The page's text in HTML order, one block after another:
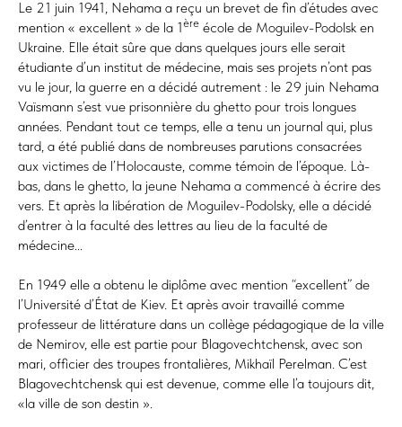
Le 21 juin 1941, Nehama a reçu un brevet de fin d’études avec
mention « excellent » de la 1ère école de Moguilev-Podolsk en
Ukraine. Elle était sûre que dans quelques jours elle serait
étudiante d’un institut de médecine, mais ses projets n’ont pas
vu le jour, la guerre en a décidé autrement : le 29 juin Nehama
Vaїsmann s’est vue prisonnière du ghetto pour trois longues
années. Pendant tout ce temps, elle a tenu un journal qui, plus
tard, a été publié dans de nombreuses parutions consacrées
aux victimes de l’Holocauste, comme témoin de l’époque. Là-
bas, dans le ghetto, la jeune Nehama a commencé à écrire des
vers. Et après la libération de Moguilev-Podolsky, elle a décidé
d’entrer à la faculté des lettres au lieu de la faculté de
médecine...
En 1949 elle a obtenu le diplôme avec mention “excellent” de
l’Université d’État de Kiev. Et après avoir travaillé comme
professeur de littérature dans un collège pédagogique de la ville
de Nemirov, elle est partie pour Blagovechtchensk, avec son
mari, officier des troupes frontalières, Mikhaïl Perelman. C’est
Blagovechtchensk qui est devenue, comme elle l’a toujours dit,
«la ville de son destin ».